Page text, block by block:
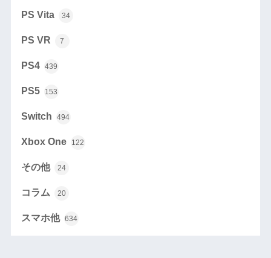
PS Vita 34
PS VR 7
PS4 439
PS5 153
Switch 494
Xbox One 122
その他 24
コラム 20
スマホ他 634